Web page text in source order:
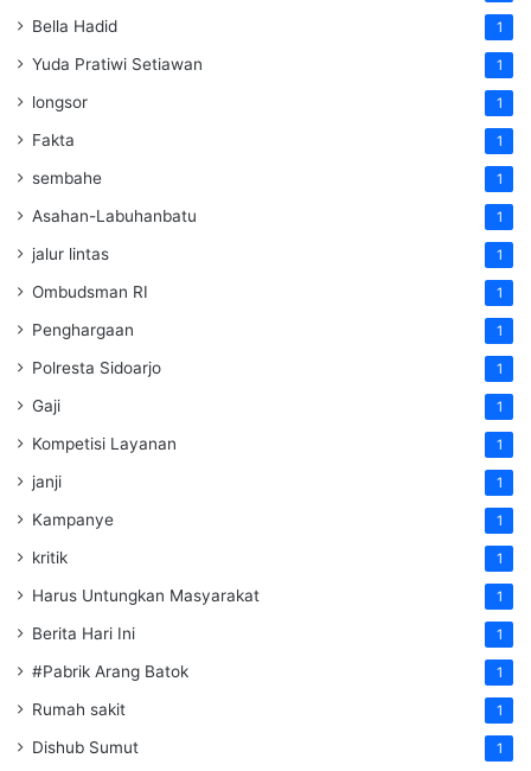
Bella Hadid 1
Yuda Pratiwi Setiawan 1
longsor 1
Fakta 1
sembahe 1
Asahan-Labuhanbatu 1
jalur lintas 1
Ombudsman RI 1
Penghargaan 1
Polresta Sidoarjo 1
Gaji 1
Kompetisi Layanan 1
janji 1
Kampanye 1
kritik 1
Harus Untungkan Masyarakat 1
Berita Hari Ini 1
#Pabrik Arang Batok 1
Rumah sakit 1
Dishub Sumut 1